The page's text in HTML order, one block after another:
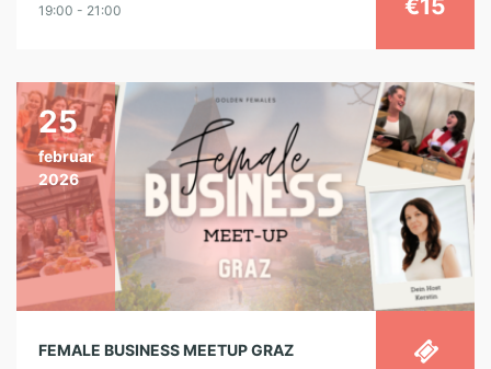
19:00 - 21:00
€15
25
februar
2026
FEMALE BUSINESS MEETUP GRAZ